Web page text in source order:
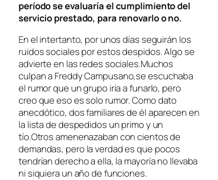
período se evaluaría el cumplimiento del
servicio prestado, para renovarlo o no.
En el intertanto, por unos días seguirán los
ruidos sociales por estos despidos. Algo se
advierte en las redes sociales.Muchos
culpan a Freddy Campusano,se escuchaba
el rumor que un grupo iría a funarlo, pero
creo que eso es solo rumor. Como dato
anecdótico, dos familiares de él aparecen en
la lista de despedidos un primo y un
tío.Otros amenenazaban con cientos de
demandas, pero la verdad es que pocos
tendrían derecho a ella, la mayoría no llevaba
ni siquiera un año de funciones.